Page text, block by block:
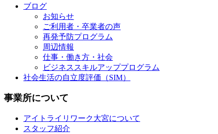
ブログ
お知らせ
ご利用者・卒業者の声
再発予防プログラム
周辺情報
仕事・働き方・社会
ビジネススキルアッププログラム
社会生活の自立度評価（SIM）
事業所について
アイトライリワーク大宮について
スタッフ紹介